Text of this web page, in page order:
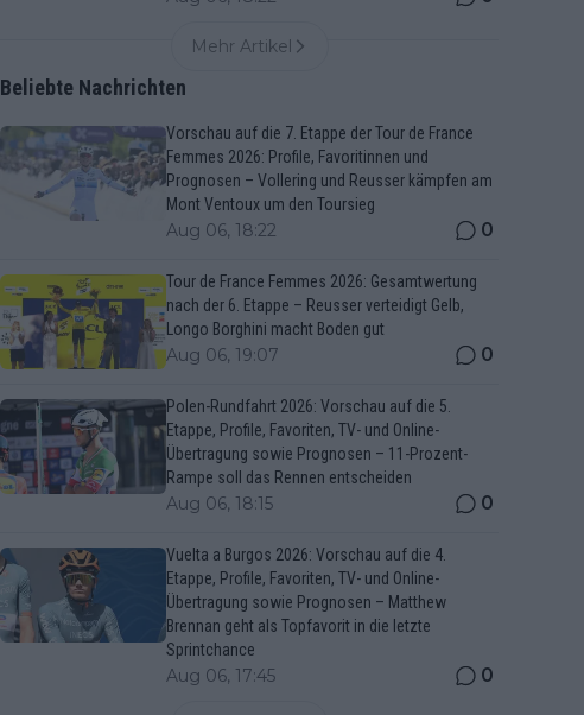
Mehr Artikel
Beliebte Nachrichten
Vorschau auf die 7. Etappe der Tour de France
Femmes 2026: Profile, Favoritinnen und
Prognosen – Vollering und Reusser kämpfen am
Mont Ventoux um den Toursieg
Aug 06, 18:22 0
Tour de France Femmes 2026: Gesamtwertung
nach der 6. Etappe – Reusser verteidigt Gelb,
Longo Borghini macht Boden gut
Aug 06, 19:07 0
Polen-Rundfahrt 2026: Vorschau auf die 5.
Etappe, Profile, Favoriten, TV- und Online-
Übertragung sowie Prognosen – 11-Prozent-
Rampe soll das Rennen entscheiden
Aug 06, 18:15 0
Vuelta a Burgos 2026: Vorschau auf die 4.
Etappe, Profile, Favoriten, TV- und Online-
Übertragung sowie Prognosen – Matthew
Brennan geht als Topfavorit in die letzte
Sprintchance
Aug 06, 17:45 0